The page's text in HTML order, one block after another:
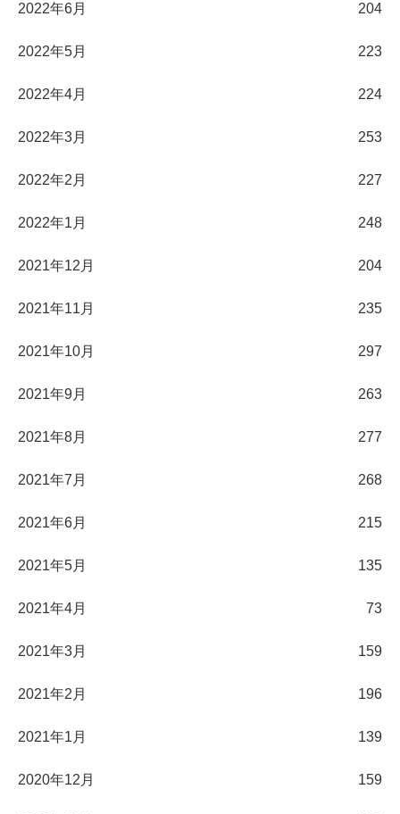
2022年6月 204
2022年5月 223
2022年4月 224
2022年3月 253
2022年2月 227
2022年1月 248
2021年12月 204
2021年11月 235
2021年10月 297
2021年9月 263
2021年8月 277
2021年7月 268
2021年6月 215
2021年5月 135
2021年4月 73
2021年3月 159
2021年2月 196
2021年1月 139
2020年12月 159